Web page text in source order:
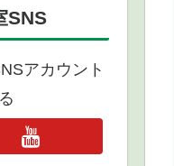
SNS
アカウント